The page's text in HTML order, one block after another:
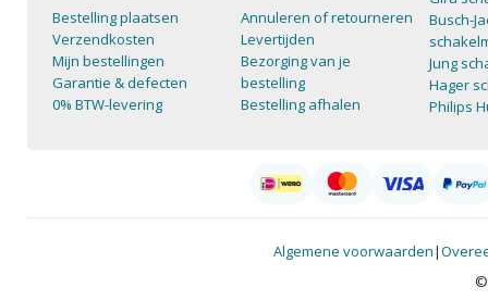
Bestelling plaatsen
Verzendkosten
Mijn bestellingen
Garantie & defecten
0% BTW-levering
Annuleren of retourneren
Levertijden
Bezorging van je
bestelling
Bestelling afhalen
Busch-
Jung
Hager
Philips
Algemene voorwaarden|
©